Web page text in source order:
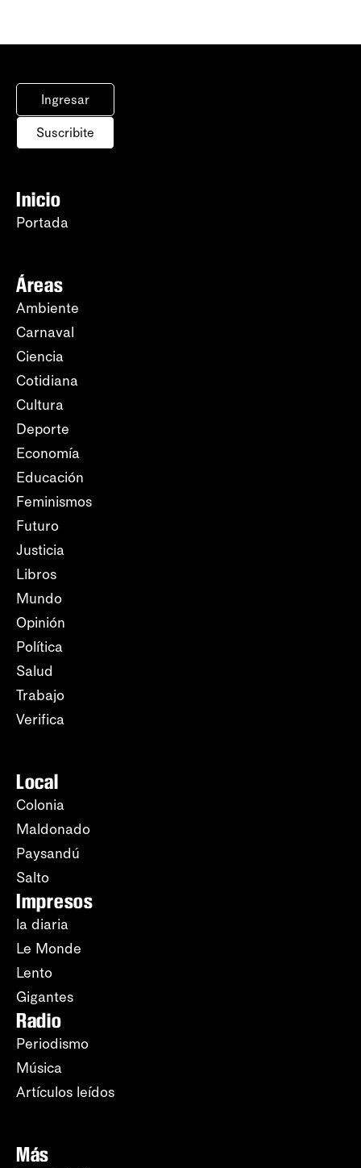
Ingresar
Suscribite
Inicio
Portada
Áreas
Ambiente
Carnaval
Ciencia
Cotidiana
Cultura
Deporte
Economía
Educación
Feminismos
Futuro
Justicia
Libros
Mundo
Opinión
Política
Salud
Trabajo
Verifica
Local
Colonia
Maldonado
Paysandú
Salto
Impresos
la diaria
Le Monde
Lento
Gigantes
Radio
Periodismo
Música
Artículos leídos
Más